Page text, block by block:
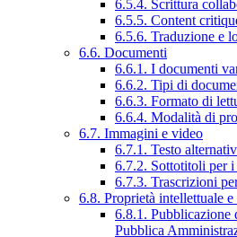
6.5.4. Scrittura
6.5.5. Content
6.5.6. Traduzione e
6.6. Documenti
6.6.1. I documenti
6.6.2. Tipi di
6.6.3. Formato di
6.6.4. Modalità di
6.7. Immagini e video
6.7.1. Testo
6.7.2. Sottotitoli per
6.7.3. Trascrizioni
6.8. Proprietà intellettuale
6.8.1. Pubblicazione
Pubblica